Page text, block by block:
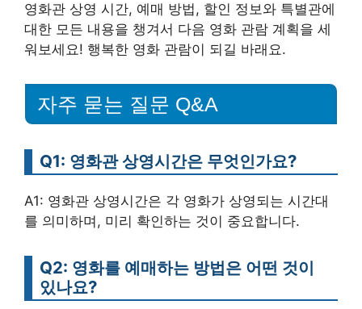
영화관 상영 시간, 예매 방법, 할인 정보와 특별관에
대한 모든 내용을 챙겨서 다음 영화 관람 계획을 세
워보세요! 행복한 영화 관람이 되길 바래요.
자주 묻는 질문 Q&A
Q1: 영화관 상영시간은 무엇인가요?
A1: 영화관 상영시간은 각 영화가 상영되는 시간대
를 의미하며, 미리 확인하는 것이 중요합니다.
Q2: 영화를 예매하는 방법은 어떤 것이
있나요?